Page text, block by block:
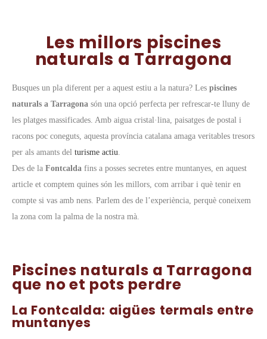
Les millors piscines
naturals a Tarragona
Busques un pla diferent per a aquest estiu a la natura? Les piscines
naturals a Tarragona són una opció perfecta per refrescar-te lluny de
les platges massificades. Amb aigua cristal·lina, paisatges de postal i
racons poc coneguts, aquesta província catalana amaga veritables tresors
per als amants del turisme actiu.
Des de la Fontcalda fins a posses secretes entre muntanyes, en aquest
article et comptem quines són les millors, com arribar i què tenir en
compte si vas amb nens. Parlem des de l’experiència, perquè coneixem
la zona com la palma de la nostra mà.
Piscines naturals a Tarragona
que no et pots perdre
La Fontcalda: aigües termals entre
muntanyes